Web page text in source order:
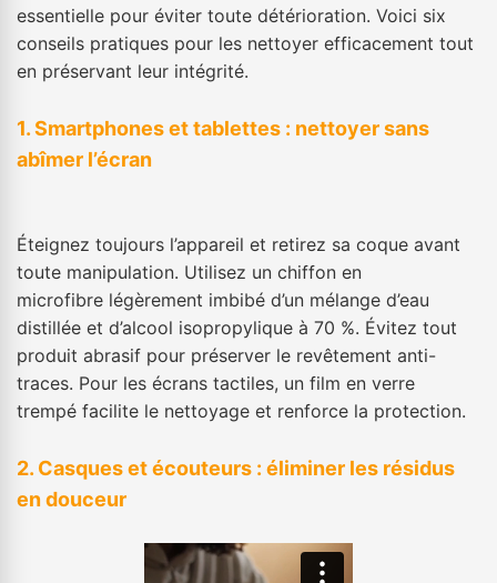
essentielle pour éviter toute détérioration. Voici six
conseils pratiques pour les nettoyer efficacement tout
en préservant leur intégrité.
1. Smartphones et tablettes : nettoyer sans
abîmer l’écran
Éteignez toujours l’appareil et retirez sa coque avant
toute manipulation. Utilisez un chiffon en
microfibre légèrement imbibé d’un mélange d’eau
distillée et d’alcool isopropylique à 70 %. Évitez tout
produit abrasif pour préserver le revêtement anti-
traces. Pour les écrans tactiles, un film en verre
trempé facilite le nettoyage et renforce la protection.
2. Casques et écouteurs : éliminer les résidus
en douceur